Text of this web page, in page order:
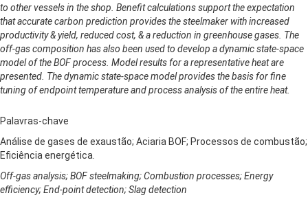
to other vessels in the shop. Benefit calculations support the expectation
that accurate carbon prediction provides the steelmaker with increased
productivity & yield, reduced cost, & a reduction in greenhouse gases. The
off-gas composition has also been used to develop a dynamic state-space
model of the BOF process. Model results for a representative heat are
presented. The dynamic state-space model provides the basis for fine
tuning of endpoint temperature and process analysis of the entire heat.
Palavras-chave
Análise de gases de exaustão; Aciaria BOF; Processos de combustão;
Eficiência energética.
Off-gas analysis; BOF steelmaking; Combustion processes; Energy
efficiency; End-point detection; Slag detection